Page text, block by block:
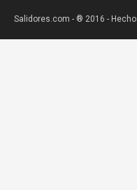
Salidores.com - ® 2016 -